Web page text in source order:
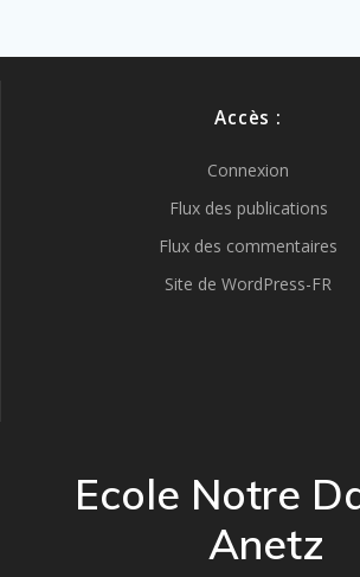
Accès :
Connexion
Flux des publications
Flux des commentaires
Site de WordPress-FR
Ecole Notre
Anetz